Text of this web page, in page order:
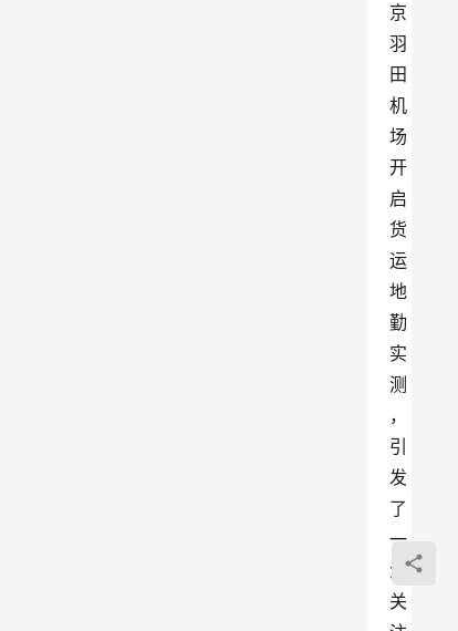
京
羽
田
机
场
开
启
货
运
地
勤
实
测
，
引
发
了
一
波
关